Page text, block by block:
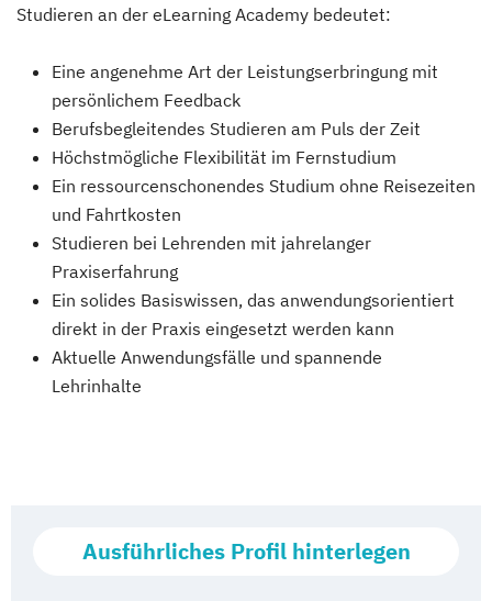
Studieren an der eLearning Academy bedeutet:
Eine angenehme Art der Leistungserbringung mit
persönlichem Feedback
Berufsbegleitendes Studieren am Puls der Zeit
Höchstmögliche Flexibilität im Fernstudium
Ein ressourcenschonendes Studium ohne Reisezeiten
und Fahrtkosten
Studieren bei Lehrenden mit jahrelanger
Praxiserfahrung
Ein solides Basiswissen, das anwendungsorientiert
direkt in der Praxis eingesetzt werden kann
Aktuelle Anwendungsfälle und spannende
Lehrinhalte
Ausführliches Profil hinterlegen